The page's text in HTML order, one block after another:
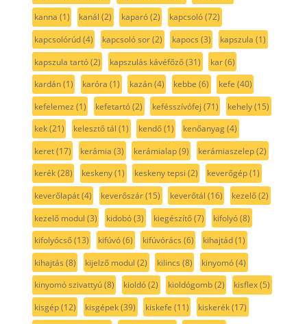
kanna (1) kanál (2) kaparó(2) kapcsoló(72)
kapcsolórúd(4) kapcsoló sor(2) kapocs (3) kapszula (1)
kapszula tartó(2) kapszulás kávéfőző(31) kar(6)
kardán(1) karóra (1) kazán(4) kebbe (6) kefe (40)
kefelemez (1) kefetartó(2) kefésszívófej (71) kehely(15)
kek(21) kelesztő tál (1) kendő(1) kenőanyag(4)
keret(17) kerámia (3) kerámialap(9) kerámiaszelep(2)
kerék(28) keskeny(1) keskeny tepsi (2) keverőgép(1)
keverőlapát(4) keverőszár(15) keverőtál (16) kezelő(2)
kezelő modul (3) kidobó(3) kiegészítő(7) kifolyó(8)
kifolyócső(13) kifúvó(6) kifúvórács (6) kihajtád(1)
kihajtás (8) kijelző modul (2) kilincs (8) kinyomó(4)
kinyomó szivattyú(8) kioldó(2) kioldógomb(2) kisflex(5)
kisgép(12) kisgépek(39) kiskefe (11) kiskerék(17)